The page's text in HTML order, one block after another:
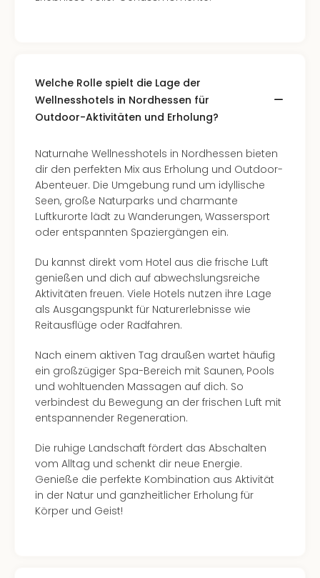
Welche Rolle spielt die Lage der
Wellnesshotels in Nordhessen für
Outdoor-Aktivitäten und Erholung?
Naturnahe Wellnesshotels in Nordhessen bieten
dir den perfekten Mix aus Erholung und Outdoor-
Abenteuer. Die Umgebung rund um idyllische
Seen, große Naturparks und charmante
Luftkurorte lädt zu Wanderungen, Wassersport
oder entspannten Spaziergängen ein.
Du kannst direkt vom Hotel aus die frische Luft
genießen und dich auf abwechslungsreiche
Aktivitäten freuen. Viele Hotels nutzen ihre Lage
als Ausgangspunkt für Naturerlebnisse wie
Reitausflüge oder Radfahren.
Nach einem aktiven Tag draußen wartet häufig
ein großzügiger Spa-Bereich mit Saunen, Pools
und wohltuenden Massagen auf dich. So
verbindest du Bewegung an der frischen Luft mit
entspannender Regeneration.
Die ruhige Landschaft fördert das Abschalten
vom Alltag und schenkt dir neue Energie.
Genieße die perfekte Kombination aus Aktivität
in der Natur und ganzheitlicher Erholung für
Körper und Geist!